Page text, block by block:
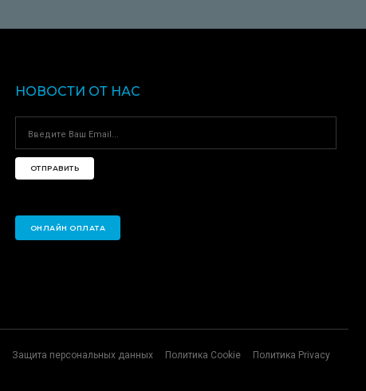
НОВОСТИ ОТ НАС
ОТПРАВИТЬ
ОНЛАЙН ОПЛАТА
Защита персональных данных Политика Cookie Политика Privacy